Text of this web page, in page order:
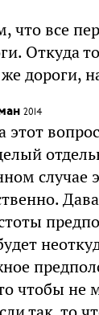
что все
Откуда
дороги,
2014
этот
случае
чтобы не